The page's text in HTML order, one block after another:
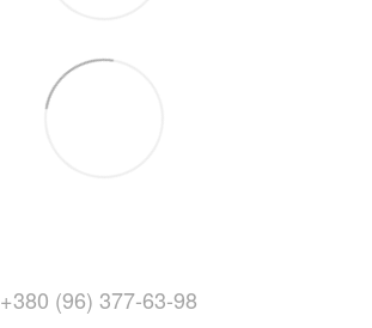
+380 (96) 377-63-98